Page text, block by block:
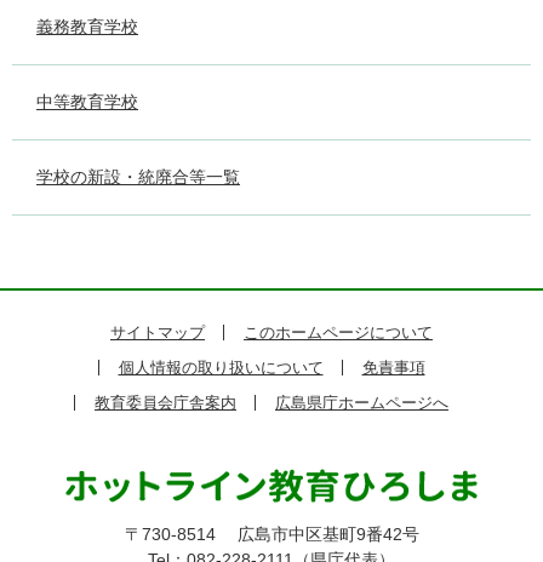
義務教育学校
中等教育学校
学校の新設・統廃合等一覧
サイトマップ
このホームページについて
個人情報の取り扱いについて
免責事項
教育委員会庁舎案内
広島県庁ホームページへ
〒730-8514
広島市中区基町9番42号